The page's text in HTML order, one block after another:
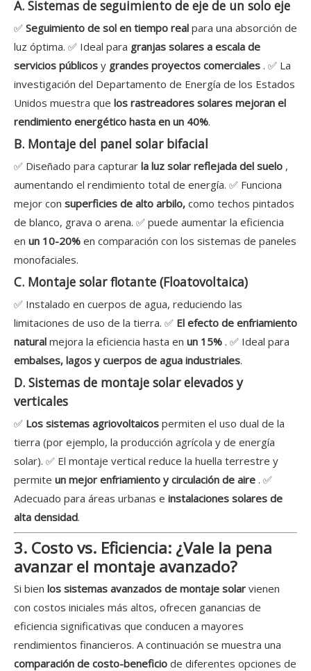
A. Sistemas de seguimiento de eje de un solo eje
✅ Seguimiento de sol en tiempo real para una absorción de
luz óptima. ✅ Ideal para granjas solares a escala de
servicios públicos y grandes proyectos comerciales . ✅ La
investigación del Departamento de Energía de los Estados
Unidos muestra que los rastreadores solares mejoran el
rendimiento energético hasta en un 40%.
B. Montaje del panel solar bifacial
✅ Diseñado para capturar la luz solar reflejada del suelo ,
aumentando el rendimiento total de energía. ✅ Funciona
mejor con superficies de alto arbilo, como techos pintados
de blanco, grava o arena. ✅ puede aumentar la eficiencia
en un 10-20% en comparación con los sistemas de paneles
monofaciales.
C. Montaje solar flotante (Floatovoltaica)
✅ Instalado en cuerpos de agua, reduciendo las
limitaciones de uso de la tierra. ✅ El efecto de enfriamiento
natural mejora la eficiencia hasta en un 15% . ✅ Ideal para
embalses, lagos y cuerpos de agua industriales.
D. Sistemas de montaje solar elevados y
verticales
✅ Los sistemas agriovoltaicos permiten el uso dual de la
tierra (por ejemplo, la producción agrícola y de energía
solar). ✅ El montaje vertical reduce la huella terrestre y
permite un mejor enfriamiento y circulación de aire . ✅
Adecuado para áreas urbanas e instalaciones solares de
alta densidad.
3. Costo vs. Eficiencia: ¿Vale la pena
avanzar el montaje avanzado?
Si bien los sistemas avanzados de montaje solar vienen
con costos iniciales más altos, ofrecen ganancias de
eficiencia significativas que conducen a mayores
rendimientos financieros. A continuación se muestra una
comparación de costo-beneficio de diferentes opciones de